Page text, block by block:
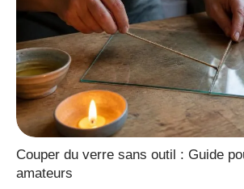
Couper du verre sans outil : Guide
amateurs